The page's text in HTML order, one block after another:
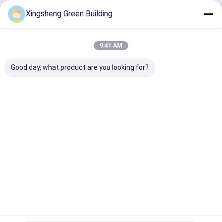
moduli solari del bipv
Macchina per la produzione di prodotti BIPV
Continua
Xingsheng Green Building
9:41 AM
Good day, what product are you looking for?